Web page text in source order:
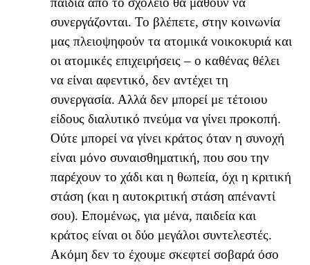
συνεργάζονται. Το βλέπετε, στην κοινωνία
μας πλειοψηφούν τα ατομικά νοικοκυριά και
οι ατομικές επιχειρήσεις – ο καθένας θέλει
να είναι αφεντικό, δεν αντέχει τη
συνεργασία. Αλλά δεν μπορεί με τέτοιου
είδους διαλυτικό πνεύμα να γίνει προκοπή.
Ούτε μπορεί να γίνει κράτος όταν η συνοχή
είναι μόνο συναισθηματική, που σου την
παρέχουν το χάδι και η θωπεία, όχι η κριτική
στάση (και η αυτοκριτική στάση απέναντί
σου). Επομένως, για μένα, παιδεία και
κράτος είναι οι δύο μεγάλοι συντελεστές.
Ακόμη δεν το έχουμε σκεφτεί σοβαρά όσο